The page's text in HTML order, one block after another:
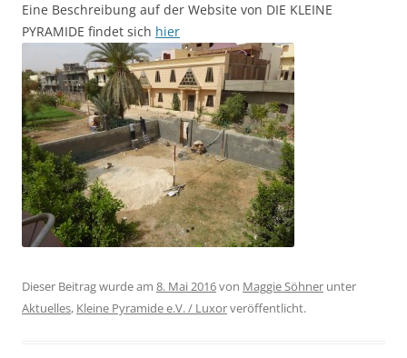
Eine Beschreibung auf der Website von DIE KLEINE
PYRAMIDE findet sich hier
Dieser Beitrag wurde am 8. Mai 2016von Maggie Söhner unter
Aktuelles, Kleine Pyramide e.V. / Luxorveröffentlicht.